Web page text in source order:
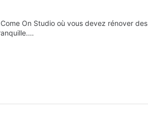
On Studio où vous devez rénover des